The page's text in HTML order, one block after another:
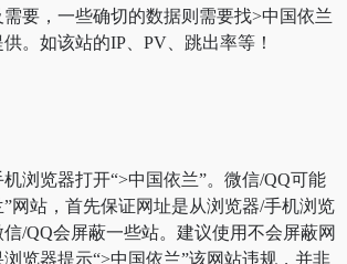
要，一些确切的数据则需要找>中国依兰
。如该站的IP、PV、跳出率等！
浏览器打开“>中国依兰”。微信/QQ可能
”网站，首先保证网址是从浏览器/手机浏览
/QQ会屏蔽一些站。建议使用不会屏蔽网
览器提示“>中国依兰”该网站违规，并非